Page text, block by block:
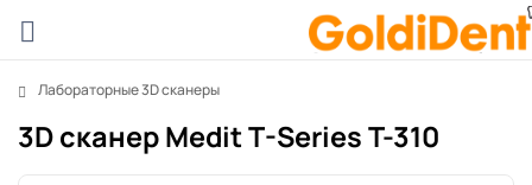
Лабораторные 3D сканеры
3D сканер Medit T-Series T-310